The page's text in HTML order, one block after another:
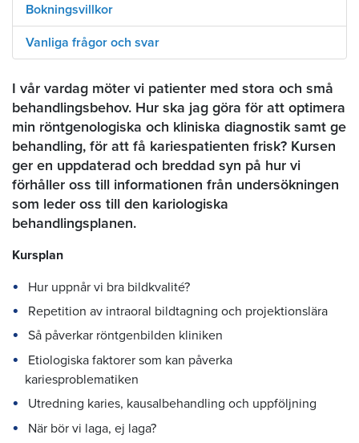
Bokningsvillkor
Vanliga frågor och svar
I vår vardag möter vi patienter med stora och små
behandlingsbehov. Hur ska jag göra för att optimera
min röntgenologiska och kliniska diagnostik samt ge
behandling, för att få kariespatienten frisk? Kursen
ger en uppdaterad och breddad syn på hur vi
förhåller oss till informationen från undersökningen
som leder oss till den kariologiska
behandlingsplanen.
Kursplan
Hur uppnår vi bra bildkvalité?
Repetition av intraoral bildtagning och projektionslära
Så påverkar röntgenbilden kliniken
Etiologiska faktorer som kan påverka
kariesproblematiken
Utredning karies, kausalbehandling och uppföljning
När bör vi laga, ej laga?